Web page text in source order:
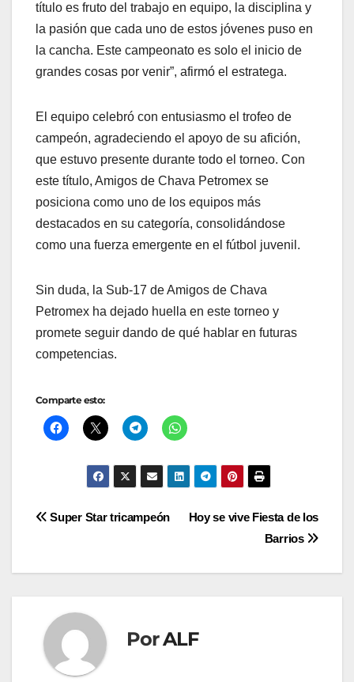
título es fruto del trabajo en equipo, la disciplina y
la pasión que cada uno de estos jóvenes puso en
la cancha. Este campeonato es solo el inicio de
grandes cosas por venir”, afirmó el estratega.
El equipo celebró con entusiasmo el trofeo de
campeón, agradeciendo el apoyo de su afición,
que estuvo presente durante todo el torneo. Con
este título, Amigos de Chava Petromex se
posiciona como uno de los equipos más
destacados en su categoría, consolidándose
como una fuerza emergente en el fútbol juvenil.
Sin duda, la Sub-17 de Amigos de Chava
Petromex ha dejado huella en este torneo y
promete seguir dando de qué hablar en futuras
competencias.
Comparte esto:
Navegación
Hoy se vive Fiesta de los
Barrios
Super Star tricampeón
PorALF